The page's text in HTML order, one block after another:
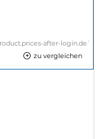
after-login.de`
zu vergleichen